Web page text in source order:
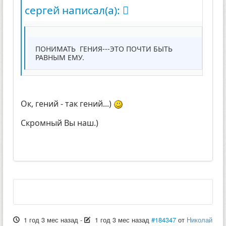
сергей написал(а):
ПОНИМАТЬ ГЕНИЯ---ЭТО ПОЧТИ БЫТЬ
РАВНЫМ ЕМУ.
Ок, гений - так гений...)
Скромный Вы наш.)
1 год 3 мес назад - 1 год 3 мес назад #184347 от Николай